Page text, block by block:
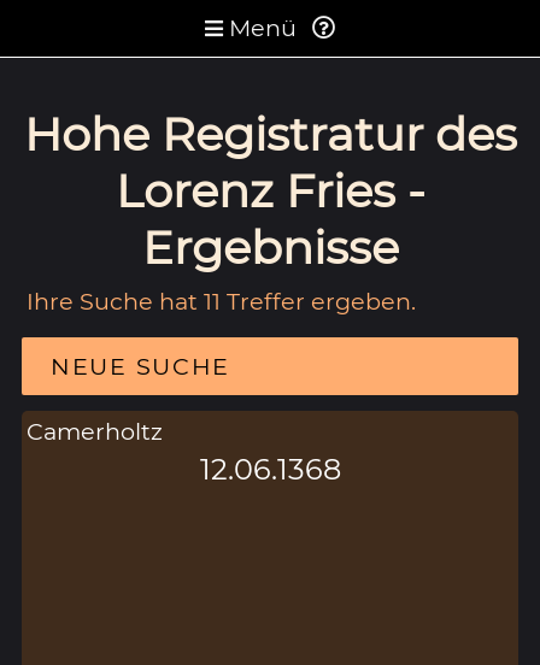
Menü
Hohe Registratur des
Lorenz Fries -
Ergebnisse
Ihre Suche hat 11 Treffer ergeben.
NEUE SUCHE
Camerholtz
12.06.1368